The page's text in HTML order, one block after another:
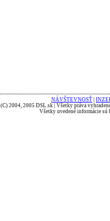
NÁVŠTEVNOSŤ
(C) 2004, 2005 DSL.sk | Všetky práva
Všetky uvedené informácie sú